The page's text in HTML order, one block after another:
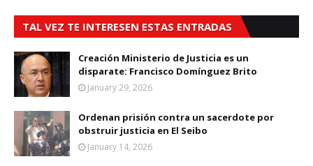
TAL VEZ TE INTERESEN ESTAS ENTRADAS
Creación Ministerio de Justicia es un
disparate: Francisco Domínguez Brito
January 29, 2026
Ordenan prisión contra un sacerdote por
obstruir justicia en El Seibo
January 14, 2026